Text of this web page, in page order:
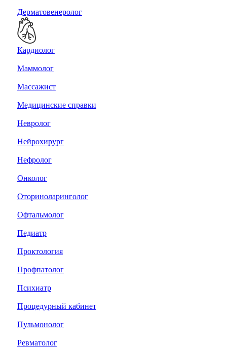
Дерматовенеролог
Кардиолог
Маммолог
Массажист
Медицинские справки
Невролог
Нейрохирург
Нефролог
Онколог
Оториноларинголог
Офтальмолог
Педиатр
Проктология
Профпатолог
Психиатр
Процедурный кабинет
Пульмонолог
Ревматолог